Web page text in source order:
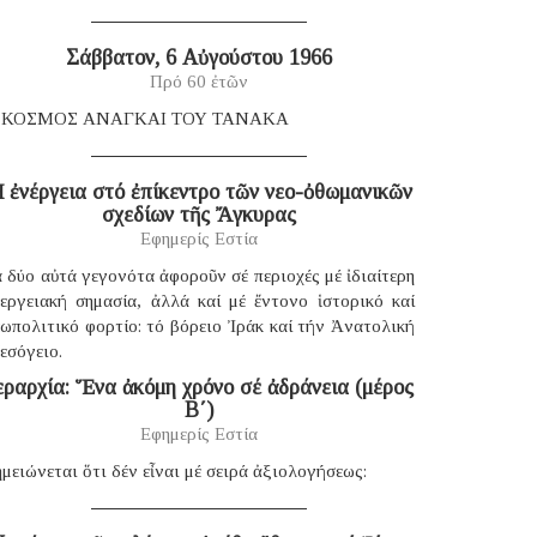
Σάββατον, 6 Αὐγούστου 1966
Πρό 60 ἐτῶν
ΑΝΑΓΚΑΙ ΤΟΥ ΤΑΝΑΚΑ
στό ἐπίκεντρο τῶν νεο-ὀθωμανικῶν
σχεδίων τῆς Ἄγκυρας
Εφημερίς Εστία
δύο αὐτά γεγονότα ἀφοροῦν σέ περιοχές μέ ἰδιαίτερη
σημασία, ἀλλά καί μέ ἔντονο ἱστορικό καί
φορτίο: τό βόρειο Ἰράκ καί τήν Ἀνατολική
Ἕνα ἀκόμη χρόνο σέ ἀδράνεια (μέρος
B΄)
Εφημερίς Εστία
ὅτι δέν εἶναι μέ σειρά ἀξιολογήσεως: